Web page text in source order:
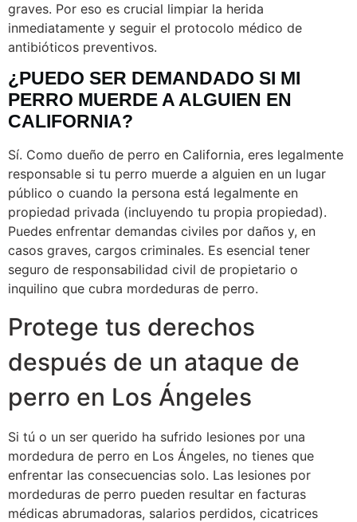
graves. Por eso es crucial limpiar la herida
inmediatamente y seguir el protocolo médico de
antibióticos preventivos.
¿PUEDO SER DEMANDADO SI MI
PERRO MUERDE A ALGUIEN EN
CALIFORNIA?
Sí. Como dueño de perro en California, eres legalmente
responsable si tu perro muerde a alguien en un lugar
público o cuando la persona está legalmente en
propiedad privada (incluyendo tu propia propiedad).
Puedes enfrentar demandas civiles por daños y, en
casos graves, cargos criminales. Es esencial tener
seguro de responsabilidad civil de propietario o
inquilino que cubra mordeduras de perro.
Protege tus derechos
después de un ataque de
perro en Los Ángeles
Si tú o un ser querido ha sufrido lesiones por una
mordedura de perro en Los Ángeles, no tienes que
enfrentar las consecuencias solo. Las lesiones por
mordeduras de perro pueden resultar en facturas
médicas abrumadoras, salarios perdidos, cicatrices